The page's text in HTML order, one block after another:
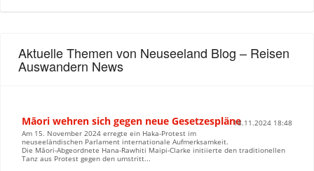
Aktuelle Themen von Neuseeland Blog – Reisen
Auswandern News
Māori wehren sich gegen neue Gesetzespläne18.11.2024 18:48
Am 15. November 2024 erregte ein Haka-Protest im
neuseeländischen Parlament internationale Aufmerksamkeit.
Die Māori-Abgeordnete Hana-Rawhiti Maipi-Clarke initiierte den traditionellen
Tanz aus Protest gegen den umstritt...